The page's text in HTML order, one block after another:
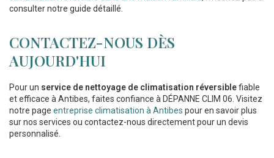
consulter notre guide détaillé.
CONTACTEZ-NOUS DÈS
AUJOURD'HUI
Pour un service de nettoyage de climatisation réversiblefiable
et efficace à Antibes, faites confiance à DÉPANNE CLIM 06. Visitez
notre page entreprise climatisation à Antibes pour en savoir plus
sur nos services ou contactez-nous directement pour un devis
personnalisé.